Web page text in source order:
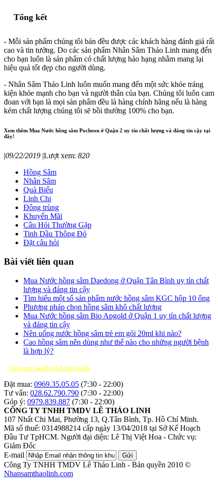
Tổng kết
- Mỗi sản phẩm chúng tôi bán đều được các khách hàng đánh giá rất
cao và tin tưởng. Do các sản phẩm Nhân Sâm Thảo Linh mang đến
cho bạn luôn là sản phẩm có chất lượng hảo hạng nhằm mang lại
hiệu quả tốt đẹp cho người dùng.
- Nhân Sâm Thảo Linh luôn muốn mang đến một sức khỏe tráng
kiện khỏe mạnh cho bạn và người thân của bạn. Chúng tôi luôn cam
đoan với bạn là mọi sản phẩm đều là hàng chính hãng nếu là hàng
kém chất lượng chúng tôi sẽ bồi thường 100% cho bạn.
Xem thêm Mua Nước hồng sâm Pocheon ở Quận 2 uy tín chất lượng và đáng tin cậy tại
đây!
|09/22/2019 |Lượt xem: 820
Hồng Sâm
Nhân Sâm
Quà Biếu
Linh Chi
Đông trùng
Khuyến Mãi
Câu Hỏi Thường Gặp
Tinh Dầu Thông Đỏ
Đặt câu hỏi
Bài viết liên quan
Mua Nước hồng sâm Daedong ở Quận Tân Bình uy tín chất
lượng và đáng tin cậy
Tìm hiểu một số sản phẩm nước hồng sâm KGC hộp 10 ống
Phương pháp chọn hồng sâm khô chất lượng
Mua Nước hồng sâm Bio Apgold ở Quận 1 uy tín chất lượng
và đáng tin cậy
Nên uống nước hồng sâm trẻ em gói 20ml khi nào?
Cao hồng sâm nên dùng như thế nào cho những người bệnh
là hợp lý?
Click xem bản đồ chỉ đường tại đây
Đặt mua: 0969.35.05.05 (7:30 - 22:00)
Tư vấn: 028.62.790.790 (7:30 - 22:00)
Góp ý: 0979.839.887 (7:30 - 22:00)
CÔNG TY TNHH TMDV LÊ THẢO LINH
107 Nhất Chi Mai, Phường 13, Q.Tân Bình, Tp. Hồ Chí Minh.
Mã số thuế: 0314988214 cấp ngày 13/04/2018 tại Sở Kế Hoạch
Đầu Tư TpHCM. Người đại diện: Lê Thị Việt Hoa - Chức vụ:
Giám Đốc
E-mail
Gửi
Công Ty TNHH TMDV Lê Thảo Linh - Bản quyền 2010 ©
Nhansamthaolinh.com